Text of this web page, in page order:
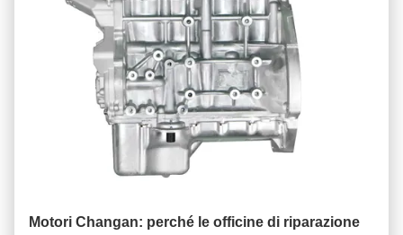
Motori Changan: perché le officine di riparazione